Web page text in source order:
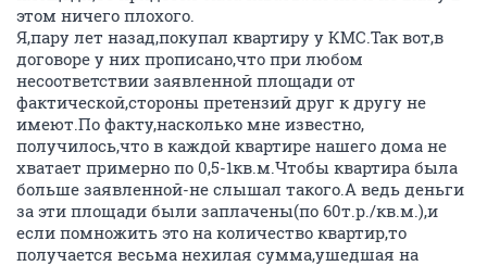
этом ничего плохого.
Я,пару лет назад,покупал квартиру у КМС.Так вот,в
договоре у них прописано,что при любом
несоответствии заявленной площади от
фактической,стороны претензий друг к другу не
имеют.По факту,насколько мне известно,
получилось,что в каждой квартире нашего дома не
хватает примерно по 0,5-1кв.м.Чтобы квартира была
больше заявленной-не слышал такого.А ведь деньги
за эти площади были заплачены(по 60т.р./кв.м.),и
если помножить это на количество квартир,то
получается весьма нехилая сумма,ушедшая на